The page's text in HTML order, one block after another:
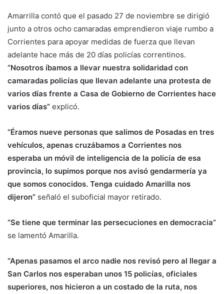
Amarrilla contó que el pasado 27 de noviembre se dirigió
junto a otros ocho camaradas emprendieron viaje rumbo a
Corrientes para apoyar medidas de fuerza que llevan
adelante hace más de 20 días policías correntinos.
“Nosotros íbamos a llevar nuestra solidaridad con
camaradas policías que llevan adelante una protesta de
varios días frente a Casa de Gobierno de Corrientes hace
varios días” explicó.
“Éramos nueve personas que salimos de Posadas en tres
vehículos, apenas cruzábamos a Corrientes nos
esperaba un móvil de inteligencia de la policía de esa
provincia, lo supimos porque nos avisó gendarmería ya
que somos conocidos. Tenga cuidado Amarilla nos
dijeron” señaló el suboficial mayor retirado.
“Se tiene que terminar las persecuciones en democracia”
se lamentó Amarilla.
“Apenas pasamos el arco nadie nos revisó pero al llegar a
San Carlos nos esperaban unos 15 policías, oficiales
superiores, nos hicieron a un costado de la ruta, nos